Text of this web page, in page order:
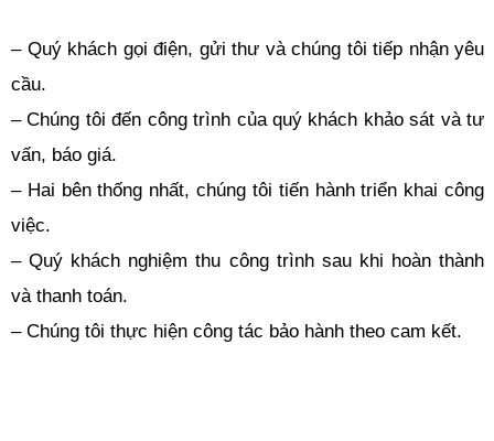
– Quý khách gọi điện, gửi thư và chúng tôi tiếp nhận yêu
cầu.
– Chúng tôi đến công trình của quý khách khảo sát và tư
vấn, báo giá.
– Hai bên thống nhất, chúng tôi tiến hành triển khai công
việc.
– Quý khách nghiệm thu công trình sau khi hoàn thành
và thanh toán.
– Chúng tôi thực hiện công tác bảo hành theo cam kết.